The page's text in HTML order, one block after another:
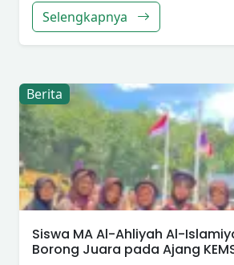
Selengkapnya
Berita
Siswa MA Al-Ahliyah Al-
Borong Juara pada Ajang